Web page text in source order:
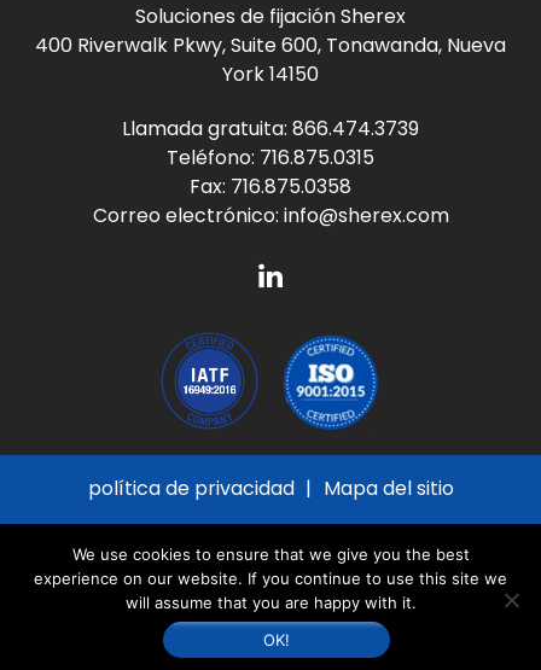
Soluciones de fijación Sherex
400 Riverwalk Pkwy, Suite 600, Tonawanda, Nueva
York 14150
Llamada gratuita: 866.474.3739
Teléfono: 716.875.0315
Fax: 716.875.0358
Correo electrónico: info@sherex.com
política de privacidad
Mapa del sitio
Reserved
Sitio creado porThomas Marketing Services
desarrollado con la Plataforma Navigator
We use cookies to ensure that we give you the best
experience on our website. If you continue to use this site we
will assume that you are happy with it.
OK!